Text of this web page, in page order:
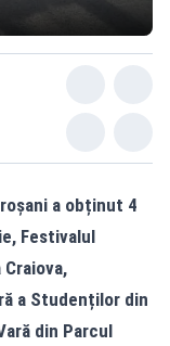
a obținut 4
Festivalul
a Studenților din
din Parcul